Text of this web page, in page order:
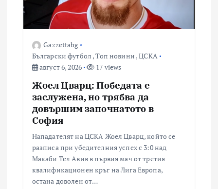
Gazzettabg
Български футбол ,Топ новини ,ЦСКА
август 6, 2026
17 views
Жоел Цварц: Победата е
заслужена, но трябва да
довършим започнатото в
София
Нападателят на ЦСКА Жоел Цварц, който се
разписа при убедителния успех с 3:0 над
Макаби Тел Авив в първия мач от третия
квалификационен кръг на Лига Европа,
остана доволен от…